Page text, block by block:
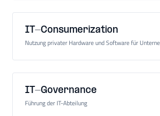
IT-Consumerization
Nutzung privater Hardware und Software für
IT-Governance
Führung der IT-Abteilung